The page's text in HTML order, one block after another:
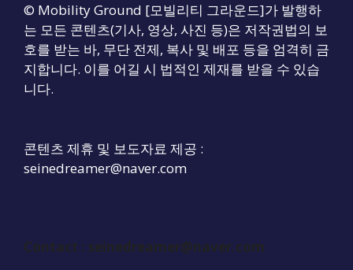
© Mobility Ground [모빌리티 그라운드]가 발행하
는 모든 콘텐츠(기사, 영상, 사진 등)은 저작권법의 보
호를 받는 바, 무단 전제, 복사 및 배포 등을 엄격히 금
지합니다. 이를 어길 시 법적인 제재를 받을 수 있습
니다.
콘텐츠 제휴 및 보도자료 제공 :
seinedreamer@naver.com
Contact : seinedreamer@naver.com